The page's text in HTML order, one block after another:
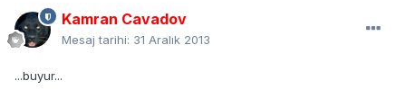
Kamran Cavadov
Mesaj tarihi: 31 Aralık 2013
...buyur...